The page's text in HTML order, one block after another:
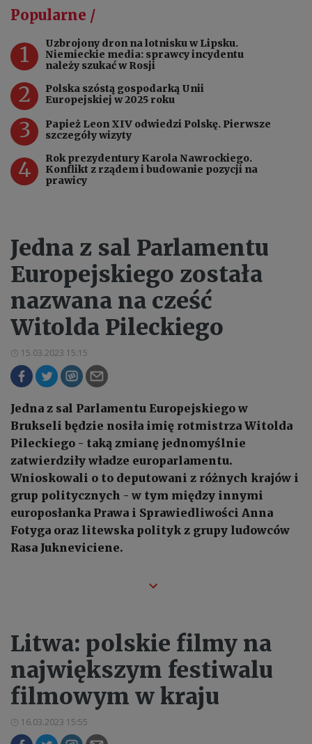
Popularne /
1
Uzbrojony dron na lotnisku w Lipsku.
Niemieckie media: sprawcy incydentu
należy szukać w Rosji
2
Polska szóstą gospodarką Unii
Europejskiej w 2025 roku
3
Papież Leon XIV odwiedzi Polskę. Pierwsze
szczegóły wizyty
4
Rok prezydentury Karola Nawrockiego.
Konflikt z rządem i budowanie pozycji na
prawicy
Jedna z sal Parlamentu
Europejskiego została
nazwana na cześć
Witolda Pileckiego
15.03.2023 15:15
Jedna z sal Parlamentu Europejskiego w
Brukseli będzie nosiła imię rotmistrza Witolda
Pileckiego - taką zmianę jednomyślnie
zatwierdziły władze europarlamentu.
Wnioskowali o to deputowani z różnych krajów i
grup politycznych - w tym między innymi
europosłanka Prawa i Sprawiedliwości Anna
Fotyga oraz litewska polityk z grupy ludowców
Rasa Jukneviciene.
Litwa: polskie filmy na
największym festiwalu
filmowym w kraju
16.03.2023 15:55